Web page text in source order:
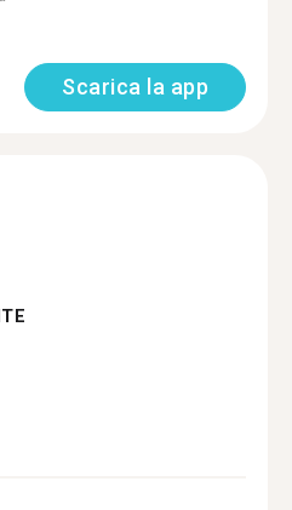
Scarica la app